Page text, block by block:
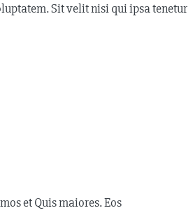
Sit velit nisi qui ipsa tenetur
et Quis maiores. Eos